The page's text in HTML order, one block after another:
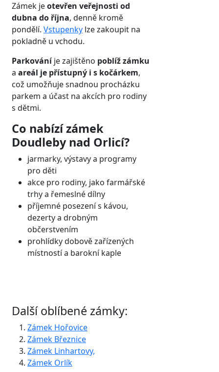
Zámek jeotevřen veřejnosti od
dubna do října, denně kromě
pondělí. Vstupenky lze zakoupit na
pokladně u vchodu.
Parkováníje zajištěno poblíž zámku
a areál je přístupný i s kočárkem,
což umožňuje snadnou procházku
parkem a účast na akcích pro rodiny
s dětmi.
Co nabízí zámek
Doudleby nad Orlicí?
jarmarky, výstavy a programy
pro děti
akce pro rodiny, jako farmářské
trhy a řemeslné dílny
příjemné posezení s kávou,
dezerty a drobným
občerstvením
prohlídky dobově zařízených
místností a barokní kaple
Další oblíbené zámky:
Zámek Hořovice
Zámek Březnice
Zámek Linhartovy,
Zámek Orlík